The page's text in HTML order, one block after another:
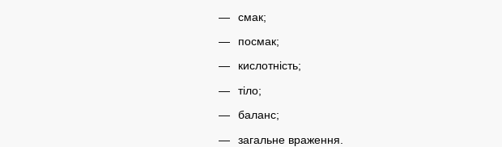
смак;
посмак;
кислотність;
тіло;
баланс;
загальне враження.